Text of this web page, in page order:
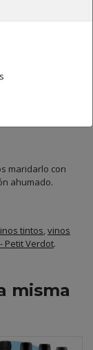
natural de las
inoxidable con
y
maridarlo con
ahumado.
tintos,vinos
Petit Verdot.
misma